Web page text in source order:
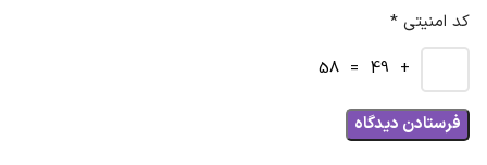
کد امنیتی *
+ 49 = 58